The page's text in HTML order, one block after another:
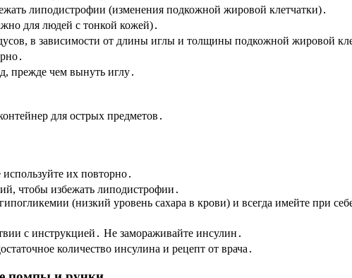
липодистрофии (изменения подкожной жировой клетчатки)․
для людей с тонкой кожей)․
в зависимости от длины иглы и толщины подкожной жировой
прежде чем вынуть иглу․
для острых предметов․
их повторно․
чтобы избежать липодистрофии․
(низкий уровень сахара в крови) и всегда имейте при
с инструкцией․ Не замораживайте инсулин․
количество инсулина и рецепт от врача․